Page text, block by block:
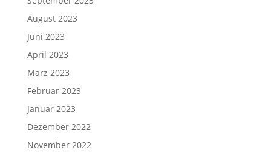
August 2023
Juni 2023
April 2023
März 2023
Februar 2023
Januar 2023
Dezember 2022
November 2022